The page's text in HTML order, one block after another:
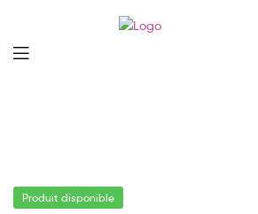
Menu
Produit disponible